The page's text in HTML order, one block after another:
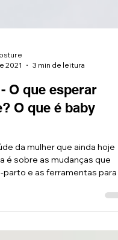
2021
3 min de leitura
O que esperar
O que é baby
da mulher que ainda hoje
e as ferramentas para a